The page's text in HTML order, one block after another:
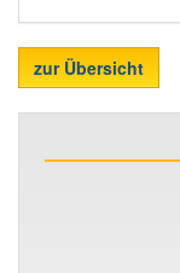
zur Übersicht